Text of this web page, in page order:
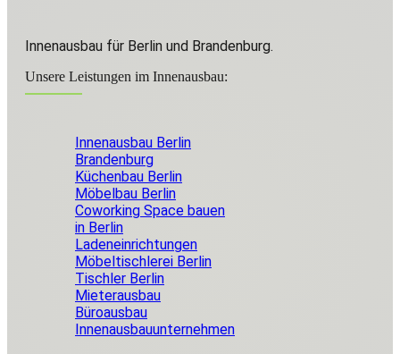
Innenausbau für Berlin und Brandenburg.
Unsere Leistungen im Innenausbau:
Innenausbau Berlin
Brandenburg
Küchenbau Berlin
Möbelbau Berlin
Coworking Space bauen
in Berlin
Ladeneinrichtungen
Möbeltischlerei Berlin
Tischler Berlin
Mieterausbau
Büroausbau
Innenausbauunternehmen